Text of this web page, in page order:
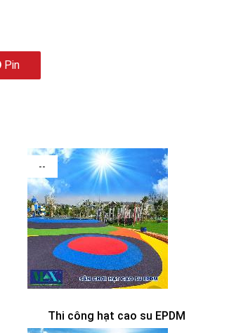
Pin
--
Thi công hạt cao su EPDM